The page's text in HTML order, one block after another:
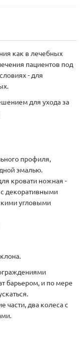
как в лечебных
пациентов под
- для
для ухода за
профиля,
эмалью.
кровати ножная -
с декоративными
угловыми
барьером, и по мере
части, два колеса с